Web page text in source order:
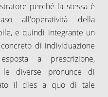
perché la stessa è
all'operatività della
e quindi integrante un
di individuazione
a prescrizione,
diverse pronunce di
il dies a quo di tale